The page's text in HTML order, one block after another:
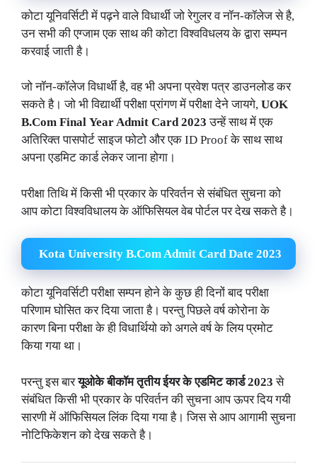
कोटा यूनिवर्सिटी में पढ़ने वाले विधार्थी जो रेगुलर व नॉन-कॉलेज से है,
उन सभी की एग्जाम एक साथ की कोटा विश्वविधलय के द्वारा सम्पन
करवाई जाती है।
जो नॉन-कॉलेज विधार्थी है, वह भी अपना प्रवेश पत्र डाउनलोड कर
सकते है। जो भी विद्यार्थी परीक्षा प्रांगण में परीक्षा देने जायगे, UOK
B.Com Final Year Admit Card 2023उन्हें साथ में एक
अतिरिक्त पासपोर्ट साइज फोटो और एक ID Proof के साथ साथ
अपना एडमिट कार्ड लेकर जाना होगा।
परीक्षा तिथि में किसी भी प्रकार के परिवर्तन से संबंधित सुचना को
आप कोटा विश्वविधालय के ऑफिसियल वेब पोर्टल पर देख सकते है।
Kota University B.Com Admit Card Date 2023
कोटा यूनिवर्सिटी परीक्षा सम्पन होने के कुछ ही दिनों बाद परीक्षा
परिणाम घोसित कर दिया जाता है। परन्तु पिछले वर्ष कोरोना के
कारण बिना परीक्षा के ही विधार्थियो को अगले वर्ष के लिय प्रमोट
किया गया था।
परन्तु इस बारयूओके बीकॉम तृतीय ईयर के एडमिट कार्ड 2023 से
संबंधित किसी भी प्रकार के परिवर्तन की सुचना आप ऊपर दिय गयी
सारणी में ऑफिसियल लिंक दिया गया है। जिस से आप आगामी सुचना
नोटिफिकेशन को देख सकते है।